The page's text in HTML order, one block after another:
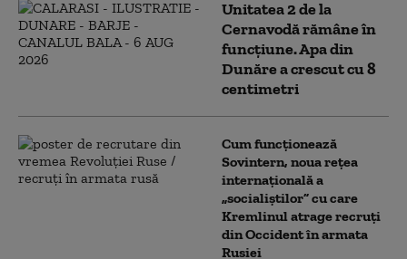
Unitatea 2 de la
Cernavodă rămâne în
funcțiune. Apa din
Dunăre a crescut cu 8
centimetri
Cum funcționează
Sovintern, noua rețea
internațională a
„socialiștilor” cu care
Kremlinul atrage recruți
din Occident în armata
Rusiei